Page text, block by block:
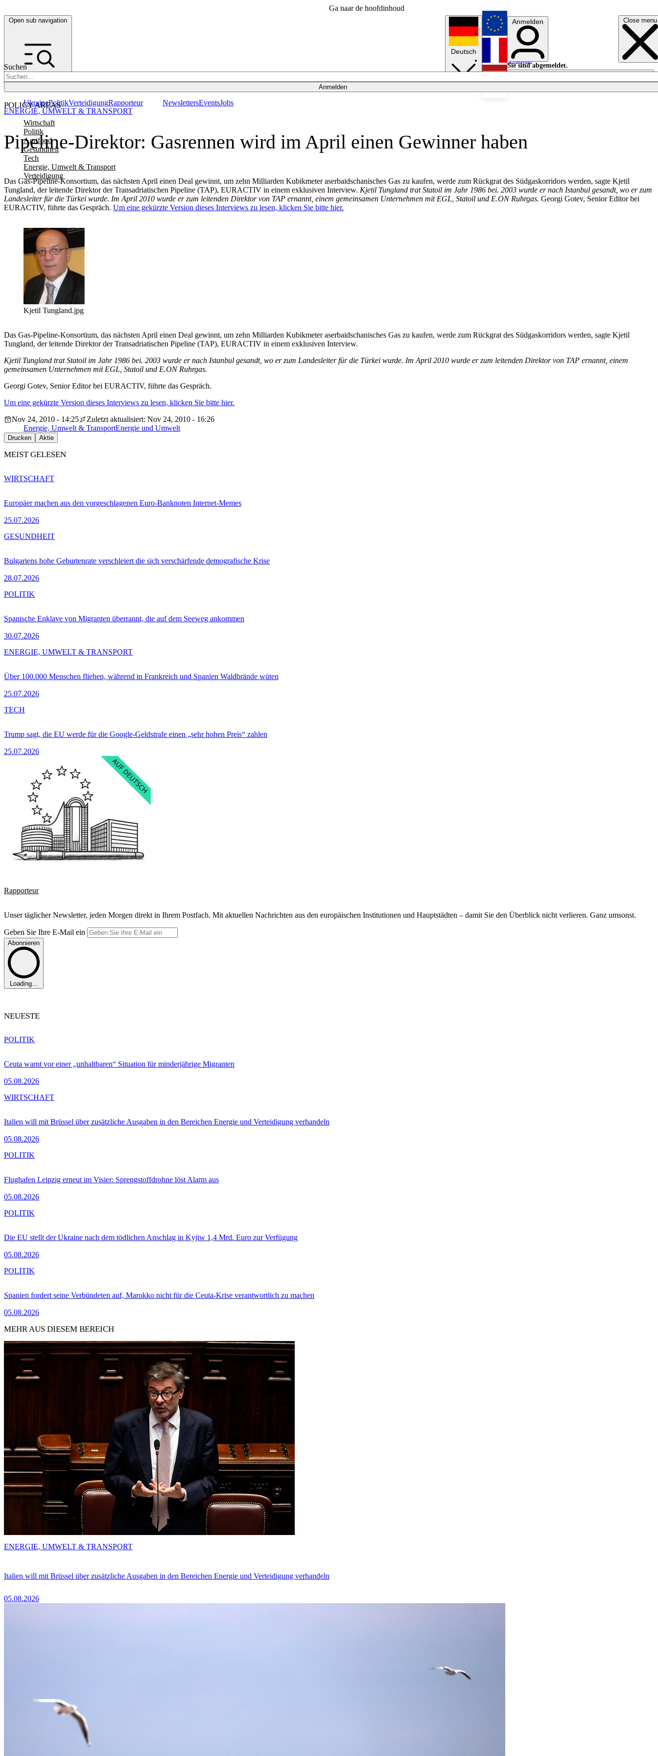
Ga naar de hoofdinhoud
Open sub navigation Close menu
Suchen
Anmelden
POLICY AREAS
Wirtschaft
Politik
Agrifood
Gesundheit
Tech
Energie, Umwelt & Transport
Verteidigung
UkrainePolitikVerteidigungRapporteur NewslettersEventsJobs
Deutsch
English
Français
Anmelden
Sie sind abgemeldet.
Anmelden
Licht aus
Pipeline-Direktor: Gasrennen wird im April einen Gewinner haben
Das Gas-Pipeline-Konsortium, das nächsten April einen Deal gewinnt, um zehn Milliarden Kubikmeter aserbaidschanisches Gas zu kaufen, werde zum Rückgrat des Südgaskorridors werden, sagte Kjetil
Tungland, der leitende Direktor der Transadriatischen Pipeline (TAP), EURACTIV in einem exklusiven Interview. Kjetil Tungland trat Statoil im Jahr 1986 bei. 2003 wurde er nach Istanbul gesandt, wo er zum
Landesleiter für die Türkei wurde. Im April 2010 wurde er zum leitenden Direktor von TAP ernannt, einem gemeinsamen Unternehmen mit EGL, Statoil und E.ON Ruhrgas. Georgi Gotev, Senior Editor bei
EURACTIV, führte das Gespräch. Um eine gekürzte Version dieses Interviews zu lesen, klicken Sie bitte hier.
ENERGIE, UMWELT & TRANSPORT
Kjetil Tungland.jpg
Das Gas-Pipeline-Konsortium, das nächsten April einen Deal gewinnt, um zehn Milliarden Kubikmeter aserbaidschanisches Gas zu kaufen, werde zum Rückgrat des Südgaskorridors werden, sagte Kjetil
Tungland, der leitende Direktor der Transadriatischen Pipeline (TAP), EURACTIV in einem exklusiven Interview.
Kjetil Tungland trat Statoil im Jahr 1986 bei. 2003 wurde er nach Istanbul gesandt, wo er zum Landesleiter für die Türkei wurde. Im April 2010 wurde er zum leitenden Direktor von TAP ernannt, einem
gemeinsamen Unternehmen mit EGL, Statoil und E.ON Ruhrgas.
Georgi Gotev, Senior Editor bei EURACTIV, führte das Gespräch.
Um eine gekürzte Version dieses Interviews zu lesen, klicken Sie bitte hier.
Nov 24, 2010 - 14:25
Zuletzt aktualisiert: Nov 24, 2010 - 16:26
Energie, Umwelt & TransportEnergie und Umwelt
Drucken Aktie
MEIST GELESEN
Europäer machen aus den vorgeschlagenen Euro-Banknoten Internet-Memes
25.07.2026
WIRTSCHAFT
Bulgariens hohe Geburtenrate verschleiert die sich verschärfende demografische Krise
28.07.2026
GESUNDHEIT
Spanische Enklave von Migranten überrannt, die auf dem Seeweg ankommen
30.07.2026
POLITIK
Über 100.000 Menschen fliehen, während in Frankreich und Spanien Waldbrände wüten
25.07.2026
ENERGIE, UMWELT & TRANSPORT
Trump sagt, die EU werde für die Google-Geldstrafe einen „sehr hohen Preis“ zahlen
25.07.2026
TECH
Rapporteur
Unser täglicher Newsletter, jeden Morgen direkt in Ihrem Postfach. Mit aktuellen Nachrichten aus den europäischen Institutionen und Hauptstädten – damit Sie den Überblick nicht verlieren. Ganz umsonst.
Geben Sie Ihre E-Mail ein
Abonnieren
Loading...
NEUESTE
Ceuta warnt vor einer „unhaltbaren“ Situation für minderjährige Migranten
05.08.2026
POLITIK
Italien will mit Brüssel über zusätzliche Ausgaben in den Bereichen Energie und Verteidigung verhandeln
05.08.2026
WIRTSCHAFT
Flughafen Leipzig erneut im Visier: Sprengstoffdrohne löst Alarm aus
05.08.2026
POLITIK
Die EU stellt der Ukraine nach dem tödlichen Anschlag in Kyjiw 1,4 Mrd. Euro zur Verfügung
05.08.2026
POLITIK
Spanien fordert seine Verbündeten auf, Marokko nicht für die Ceuta-Krise verantwortlich zu machen
05.08.2026
POLITIK
MEHR AUS DIESEM BEREICH
Italien will mit Brüssel über zusätzliche Ausgaben in den Bereichen Energie und Verteidigung verhandeln
05.08.2026
ENERGIE, UMWELT & TRANSPORT